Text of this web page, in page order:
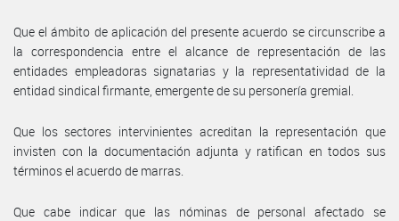
Que el ámbito de aplicación del presente acuerdo se circunscribe a
la correspondencia entre el alcance de representación de las
entidades empleadoras signatarias y la representatividad de la
entidad sindical firmante, emergente de su personería gremial.
Que los sectores intervinientes acreditan la representación que
invisten con la documentación adjunta y ratifican en todos sus
términos el acuerdo de marras.
Que cabe indicar que las nóminas de personal afectado se